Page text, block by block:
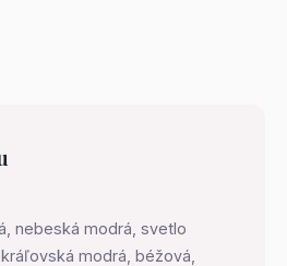
nebeská modrá, svetlo
modrá, béžová,